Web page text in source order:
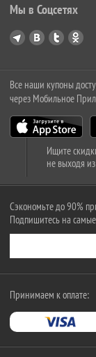
Мы в Соцсетях
Все наши купоны
через Мобильное
Ищите
не выходя
Сэкономьте до 90%
Подпишитесь на
Принимаем к оплате: